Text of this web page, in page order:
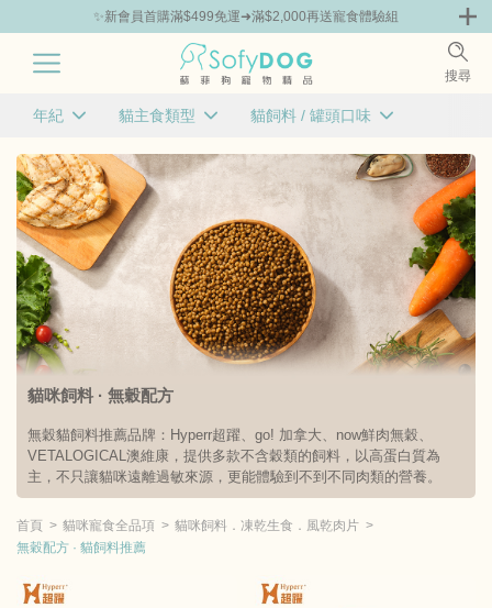
✨新會員首購滿$499免運➜滿$2,000再送寵食體驗組
搜尋
運 | 貓咪體驗組 品牌組合包86折起 主打品牌
貓咪飼料 · 無穀配方
無穀貓飼料推薦品牌：Hyperr超躍、go! 加拿大、now鮮肉無穀、
VETALOGICAL澳維康，提供多款不含穀類的飼料，以高蛋白質為
主，不只讓貓咪遠離過敏來源，更能體驗到不到不同肉類的營養。
首頁 貓咪寵食全品項
貓咪飼料．凍乾生食．風乾肉片
無穀配方 · 貓飼料推薦
年紀
幼貓 老貓
成貓 全齡貓
清除
貓主食類型
顆粒飼料 凍乾生食
風乾肉片 貓飼料+凍乾
清除
貓飼料 / 罐頭口味
牛肉 羊肉
雞肉
豬肉 魚類
鴨肉 火雞肉
綜合口味
清除